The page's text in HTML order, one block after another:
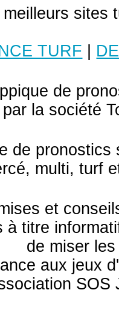
sites
TURF
de
par la société
de pronostics
multi, turf
et
à titre
de miser
aux jeux